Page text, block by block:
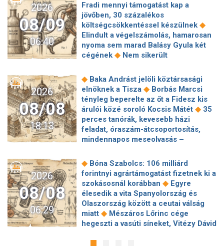
2026
08/09
06:40
Fradi mennyi támogatást kap a
jövőben, 30 százalékos
költségcsökkentéssel készülnek ◆
Elindult a végelszámolás, hamarosan
nyoma sem marad Balásy Gyula két
cégének ◆ Nem sikerült
tojással dobálták meg a
miniszterelnököt – Koszovóban ◆
Szépségipar és orvosi turizmus:
milyen erős Budapest a plasztikai
sebészet térképén? ◆ 72 óra
Montenegróban ◆35 perces tanórák
lehetnek az alsó tagozatos diákoknak,
komoly változások jöhetnek az
András kirúgásával kezdődött, most a
köztársasági elnökké választásával ér
véget◆Farkas Fanni, a Tv2 Híradó új
arca a legvagányabb híradós: imád
veszélyesen élni◆Eldől a
planetárium jövője – posztolt a
miniszter◆Hogy is volt, amikor Baka
Fidesz?
2026
08/08
18:13
◆ Baka Andrást jelöli köztársasági
elnöknek a Tisza ◆ Borbás Marcsi
tényleg beperelte az őt a Fidesz kis
árulói közé soroló Kocsis Mátét ◆ 35
perces tanórák, kevesebb házi
feladat, óraszám-átcsoportosítás,
mindennapos meseolvasás –
tagozatos javaslatcsomagja
Lemond és az egyetemről is távozik
az Ádám Zoltánt kirúgó corvinusos
rektorhelyettes◆
Katasztrófavédelem: Ez már nekünk is
sok! És sajnos nem látjuk a végét ◆
Nem fizeti vissza a vételárat a zuglói
kormányzati negyed
ingatlanfejlesztője
2026
08/08
06:29
◆ Bóna Szabolcs: 106 milliárd
forintnyi agrártámogatást fizetnek ki a
szokásosnál korábban ◆ Egyre
élesedik a vita Spanyolország és
Olaszország között a ceutai válság
miatt ◆ Mészáros Lőrinc cége
hegeszti a vasúti síneket, Vitézy Dávid